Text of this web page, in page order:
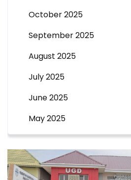
October 2025
September 2025
August 2025
July 2025
June 2025
May 2025